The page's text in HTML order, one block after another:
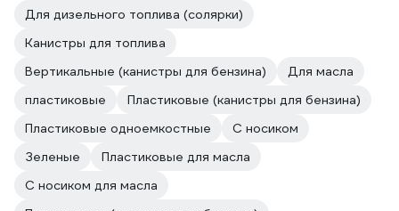
Для дизельного топлива (солярки)
Канистры для топлива
Вертикальные (канистры для бензина)
Для масла
пластиковые
Пластиковые (канистры для бензина)
Пластиковые одноемкостные
С носиком
Зеленые
Пластиковые для масла
С носиком для масла